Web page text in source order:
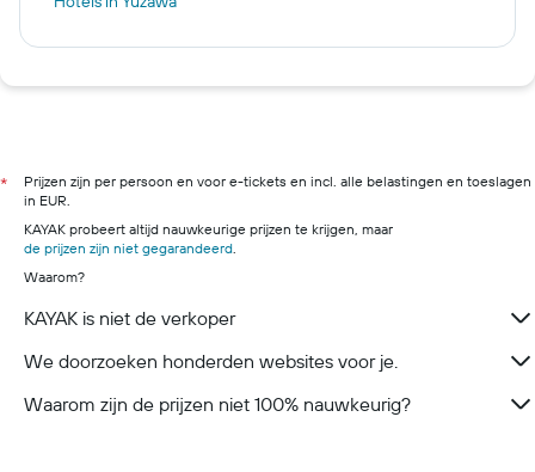
*
Prijzen zijn per persoon en voor e-tickets en incl. alle belastingen en toeslagen
in EUR.
KAYAK probeert altijd nauwkeurige prijzen te krijgen, maar
de prijzen zijn niet gegarandeerd.
Waarom?
KAYAK is niet de verkoper
We doorzoeken honderden websites voor je.
Waarom zijn de prijzen niet 100% nauwkeurig?